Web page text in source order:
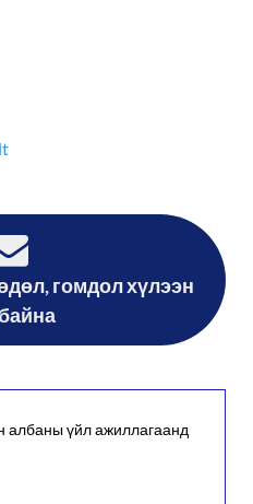
гомдол хүлээн
албаны үйл ажиллагаанд